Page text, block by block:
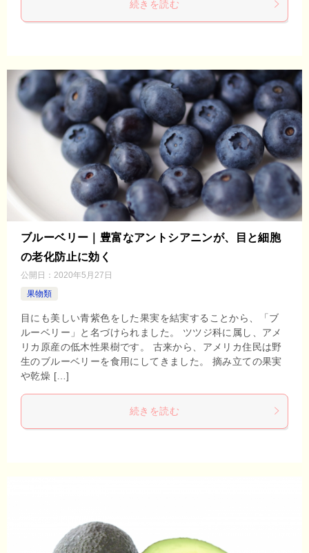
続きを読む
ブルーベリー｜豊富なアントシアニンが、目と細胞
の老化防止に効く
公開日： 2020年5月27日
果物類
目にも美しい青紫色をした果実を結実することから、「ブ
ルーベリー」と名づけられました。 ツツジ科に属し、アメ
リカ原産の低木性果樹です。 古来から、アメリカ住民は野
生のブルーベリーを食用にしてきました。 摘み立ての果実
や乾燥 […]
続きを読む